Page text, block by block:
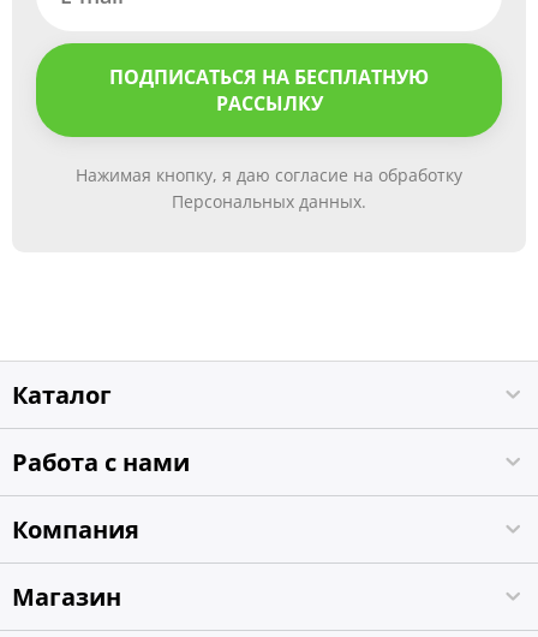
ПОДПИСАТЬСЯ НА БЕСПЛАТНУЮ
РАССЫЛКУ
Нажимая кнопку, я даю согласие на обработку
Персональных данных.
Каталог
Работа с нами
Компания
Магазин